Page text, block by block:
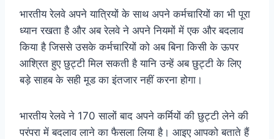
भारतीय रेलवे अपने यात्रियों के साथ अपने कर्मचारियों का भी पूरा
ध्यान रखता है और अब रेलवे ने अपने नियमों में एक और बदलाव
किया है जिससे उसके कर्मचारियों को अब बिना किसी के ऊपर
आश्रित हुए छुट्टी मिल सकती है यानि उन्हें अब छुट्टी के लिए
बड़े साहब के सही मूड का इंतजार नहीं करना होगा।
भारतीय रेलवे ने 170 सालों बाद अपने कर्मियों की छुट्टी लेने की
परंपरा में बदलाव लाने का फैसला लिया है। आइए आपको बताते हैं